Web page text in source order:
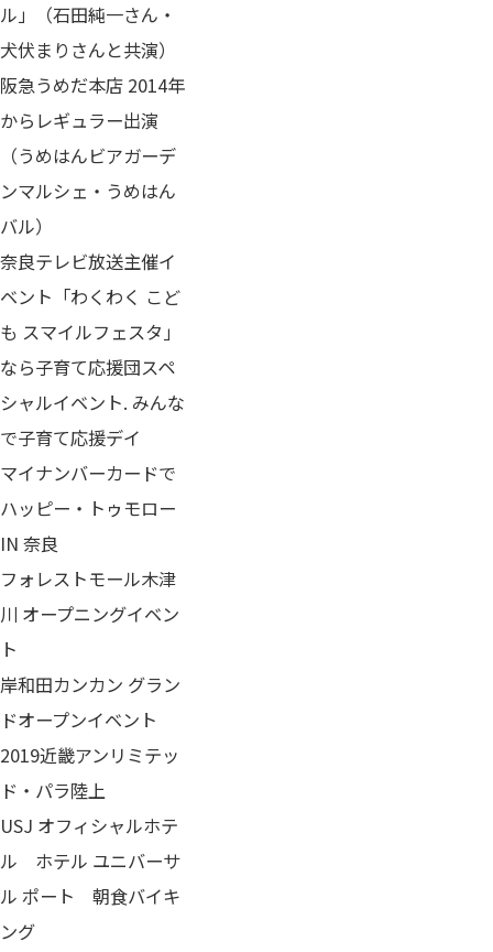
ル」（石田純一さん・
犬伏まりさんと共演）
阪急うめだ本店 2014年
からレギュラー出演
（うめはんビアガーデ
ンマルシェ・うめはん
バル）
奈良テレビ放送主催イ
ベント「わくわく こど
も スマイルフェスタ」
なら子育て応援団スペ
シャルイベント. みんな
で子育て応援デイ
マイナンバーカードで
ハッピー・トゥモロー
IN 奈良
フォレストモール木津
川 オープニングイベン
ト
岸和田カンカン グラン
ドオープンイベント
2019近畿アンリミテッ
ド・パラ陸上
​​USJ オフィシャルホテ
ル ホテル ユニバーサ
ル ポート 朝食バイキ
ング